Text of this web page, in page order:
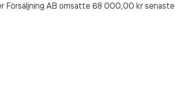
Försäljning AB omsatte 68 000,00 krsenaste